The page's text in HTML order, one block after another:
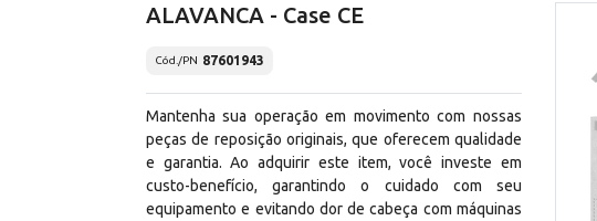
ALAVANCA - Case CE
Cód./PN 87601943
Mantenha sua operação em movimento com nossas
peças de reposição originais, que oferecem qualidade
e garantia. Ao adquirir este item, você investe em
custo-benefício, garantindo o cuidado com seu
equipamento e evitando dor de cabeça com máquinas